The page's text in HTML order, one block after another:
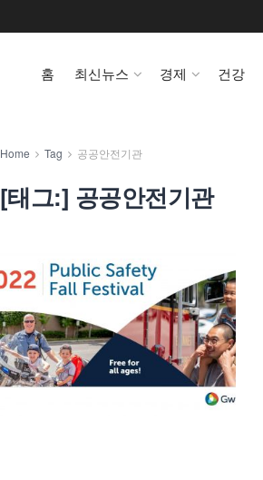
홈 최신뉴스 경제 건강
Home Tag 공공안전기관
[태그:] 공공안전기관